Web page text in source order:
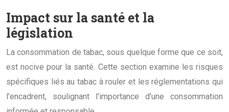
Impact sur la santé et la
législation
La consommation de tabac, sous quelque forme que ce soit,
est nocive pour la santé. Cette section examine les risques
spécifiques liés au tabac à rouler et les réglementations qui
l’encadrent, soulignant l’importance d’une consommation